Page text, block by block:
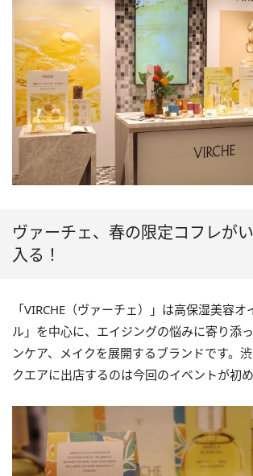
ヴァーチェ、春の限定コフレが
入る！
「VIRCHE（ヴァーチェ）」は高保湿美容
ル」を中心に、エイジングの悩みに寄り添
ンケア、メイクを展開するブランドです。
クエアに出店するのは今回のイベントが初め